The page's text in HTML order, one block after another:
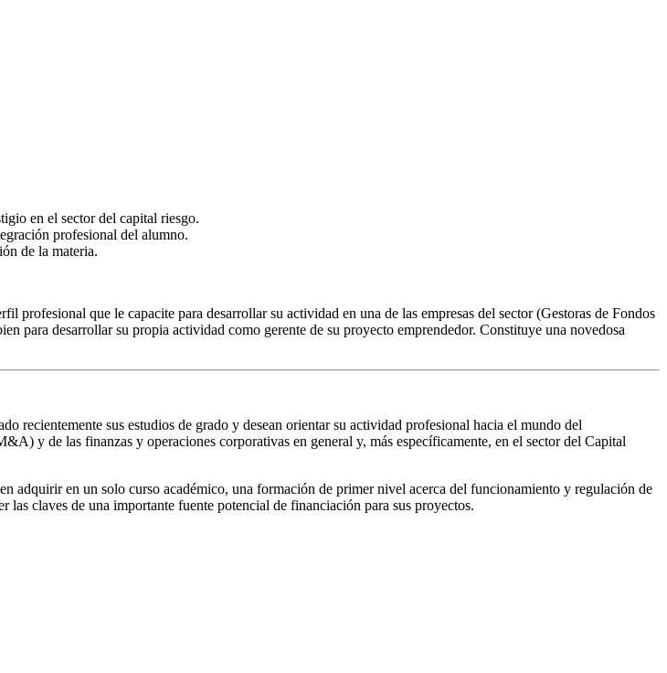
en el sector del capital riesgo.
profesional del alumno.
de la materia.
profesional que le capacite para desarrollar su actividad en una de las empresas del sector (Gestoras de Fondos
para desarrollar su propia actividad como gerente de su proyecto emprendedor. Constituye una novedosa
recientemente sus estudios de grado y desean orientar su actividad profesional hacia el mundo del
y de las finanzas y operaciones corporativas en general y, más específicamente, en el sector del Capital
adquirir en un solo curso académico, una formación de primer nivel acerca del funcionamiento y regulación de
claves de una importante fuente potencial de financiación para sus proyectos.